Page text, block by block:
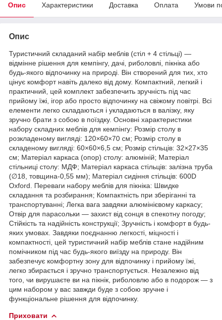
Опис Характеристики Доставка Оплата Умови
Опис
Туристичний складаний набір меблів (стіл + 4 стільці) —
відмінне рішення для кемпінгу, дачі, риболовлі, пікніка або
будь-якого відпочинку на природі. Він створений для тих, хто
цінує комфорт навіть далеко від дому. Компактний, легкий і
практичний, цей комплект забезпечить зручність під час
прийому їжі, ігор або просто відпочинку на свіжому повітрі. Всі
елементи легко складаються і укладаються в валізку, яку
зручно брати з собою в поїздку. Основні характеристики
набору складних меблів для кемпінгу: Розмір столу в
розкладеному вигляді: 120×60×70 см; Розмір столу в
складеному вигляді: 60×60×6,5 см; Розмір стільців: 32×27×35
см; Матеріал каркаса (опор) столу: алюміній; Матеріал
стільниці столу: МДФ; Матеріал каркаса стільців: залізна труба
(∅18, товщина-0,55 мм); Матеріал сидіння стільців: 600D
Oxford. Переваги набору меблів для пікніка: Швидке
складання та розбирання; Компактність при зберіганні та
транспортуванні; Легка вага завдяки алюмінієвому каркасу;
Отвір для парасольки — захист від сонця в спекотну погоду;
Стійкість та надійність конструкції; Зручність і комфорт в будь-
яких умовах. Завдяки поєднанню легкості, міцності і
компактності, цей туристичний набір меблів стане надійним
помічником під час будь-якого виїзду на природу. Він
забезпечує комфортну зону для відпочинку і прийому їжі,
легко збирається і зручно транспортується. Незалежно від
того, чи вирушаєте ви на пікнік, риболовлю або в подорож — з
цим набором у вас завжди буде з собою зручне і
функціональне рішення для відпочинку.
Приховати